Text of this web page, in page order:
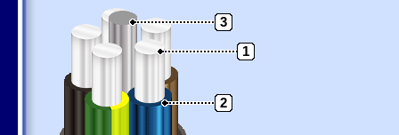
3
1
2